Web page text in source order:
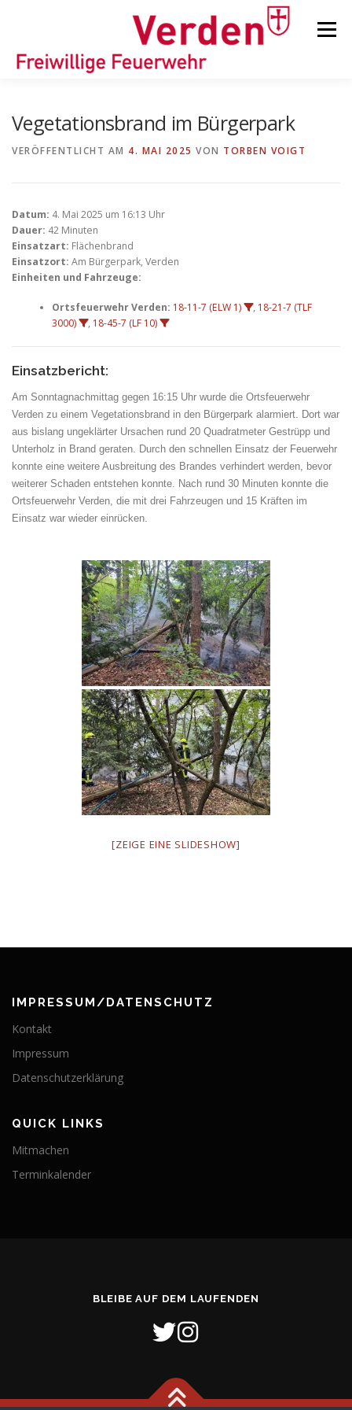
Menü
KINDER-/JUGENDFEUERWEHR
Vegetationsbrand im Bürgerpark
VERÖFFENTLICHT AM 4. MAI 2025 VON TORBEN VOIGT
Datum: 4. Mai 2025 um 16:13 Uhr
Dauer: 42 Minuten
Einsatzart: Flächenbrand
Einsatzort: Am Bürgerpark, Verden
Einheiten und Fahrzeuge:
Ortsfeuerwehr Verden: 18-11-7 (ELW 1) , 18-21-7 (TLF
3000)
, 18-45-7 (LF 10)
Einsatzbericht:
Am Sonntagnachmittag gegen 16:15 Uhr wurde die Ortsfeuerwehr
Verden zu einem Vegetationsbrand in den Bürgerpark alarmiert. Dort war
aus bislang ungeklärter Ursachen rund 20 Quadratmeter Gestrüpp und
Unterholz in Brand geraten. Durch den schnellen Einsatz der Feuerwehr
konnte eine weitere Ausbreitung des Brandes verhindert werden, bevor
weiterer Schaden entstehen konnte. Nach rund 30 Minuten konnte die
Ortsfeuerwehr Verden, die mit drei Fahrzeugen und 15 Kräften im
Einsatz war wieder einrücken.
[ZEIGE EINE SLIDESHOW]
IMPRESSUM/DATENSCHUTZ
Kontakt
Impressum
Datenschutzerklärung
QUICK LINKS
Mitmachen
Terminkalender
BLEIBE AUF DEM LAUFENDEN